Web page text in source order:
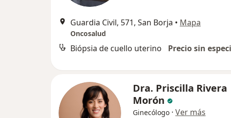
Guardia Civil, 571, San Borja • Mapa
Oncosalud
Biópsia de cuello uterino Precio sin
Dra. Priscilla Rivera
Morón
Ginecólogo · Ver más